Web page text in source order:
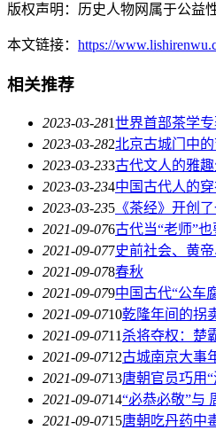
版权声明：历史人物网属于公益
本文链接： https://
相关推荐
2023-03-281世界首部茶学
2023-03-282北京古城门中
2023-03-233古代文人的雅
2023-03-234中国古代人的
2023-03-235 《茶经》开创
2021-09-076古代当“老师”
2021-09-077史前社会、黄
2021-09-078春秋
2021-09-079中国古代“公车
2021-09-0710乾隆年间的拐
2021-09-0711 杀将夺权：楚
2021-09-0712古城南京大事
2021-09-0713唐朝官员巧用
2021-09-0714“必恭必敬”与
2021-09-0715唐朝吃丹药中